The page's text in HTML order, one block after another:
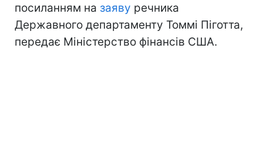
посиланням на заяву речника
Державного департаменту Томмі Піготта,
передає Міністерство фінансів США.